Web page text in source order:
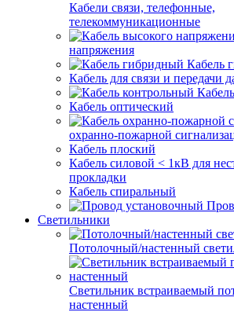
Кабели связи, телефонные,
телекоммуникационные
напряжения
Кабель
Кабель для связи и передачи
Кабель оптический
охранно-пожарной
Кабель плоский
Кабель силовой < 1кВ для
прокладки
Кабель спиральный
Светильники
Потолочный/настенный
Светильник встраиваемый
настенный